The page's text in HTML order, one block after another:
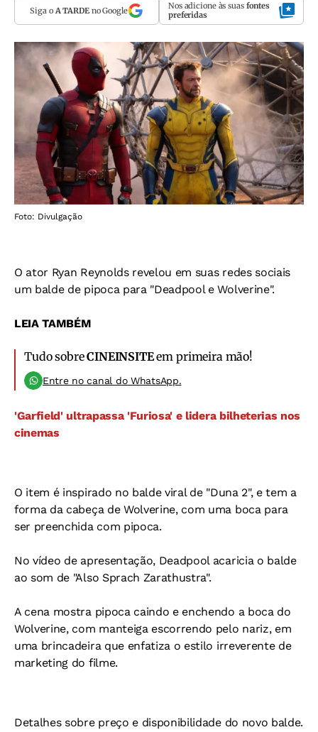
Siga o A TARDEno Google Nos adicione às suas fontes
preferidas
Foto: Divulgação
O ator Ryan Reynolds revelou em suas redes sociais
um balde de pipoca para "Deadpool e Wolverine".
LEIA TAMBÉM
Tudo sobreCINEINSITEem primeira mão!
Entre no canal do WhatsApp.
'Garfield' ultrapassa 'Furiosa' e lidera bilheterias nos
cinemas
O item é inspirado no balde viral de "Duna 2", e tem a
forma da cabeça de Wolverine, com uma boca para
ser preenchida com pipoca.
No vídeo de apresentação, Deadpool acaricia o balde
ao som de "Also Sprach Zarathustra".
A cena mostra pipoca caindo e enchendo a boca do
Wolverine, com manteiga escorrendo pelo nariz, em
uma brincadeira que enfatiza o estilo irreverente de
marketing do filme.
Detalhes sobre preço e disponibilidade do novo balde.